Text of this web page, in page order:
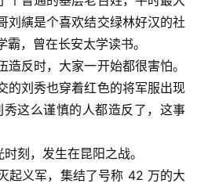
刘縯是个喜欢结交绿林好汉的社
，曾在长安太学读书。
反时，大家一开始都很害怕。
的刘秀也穿着红色的将军服出现
这么谨慎的人都造反了，这事
刻，发生在昆阳之战。
起义军，集结了号称 42 万的大